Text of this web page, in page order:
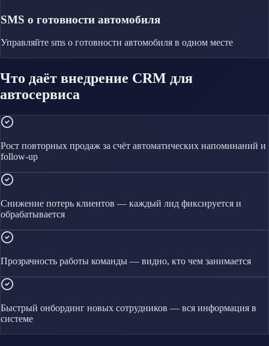
SMS о готовности автомобиля
Управляйте sms о готовности автомобиля в одном месте
Что даёт внедрение CRM для
автосервиса
Рост повторных продаж за счёт автоматических напоминаний и
follow-up
Снижение потерь клиентов — каждый лид фиксируется и
обрабатывается
Прозрачность работы команды — видно, кто чем занимается
Быстрый онбординг новых сотрудников — вся информация в
системе